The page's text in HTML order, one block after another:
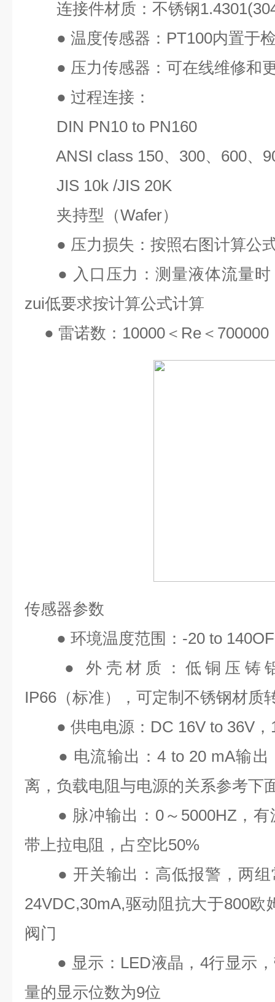
连接件材质：不锈钢
● 温度传感器： PT100内置于
● 压力传感器：可在线维修和
● 过程连接：
DIN PN10 to PN160
ANSI class 150、 300、 600、
JIS 10k /JIS 20K
夹持型（Wafer）
● 压力损失：按照右图计算公
● 入口压力：测量液体流量
zui低要求按计算公式计算
● 雷诺数： 10000 ＜ Re ＜ 700000
传感器参数
● 环境温度范围： -20 to
●外壳材质：低铜压铸
IP66 （标准），可定制不锈钢材质
● 供电电源： DC 16V to 36V ，
● 电流输出：4 to 20 mA输出
离，负载电阻与电源的关系参考下
● 脉冲输出： 0～ 5000HZ ，
带上拉电阻，占空比50%
● 开关输出：高低报警，两
24VDC,30mA,驱动阻抗大于800欧
阀门
● 显示： LED液晶， 4行显示
量的显示位数为9位